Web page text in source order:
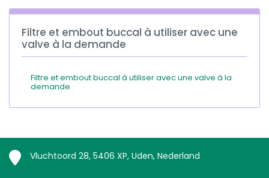
Filtre et embout buccal à utiliser avec une
valve à la demande
Filtre et embout buccal à utiliser avec une valve à la
demande
Vluchtoord 28, 5406 XP, Uden, Nederland